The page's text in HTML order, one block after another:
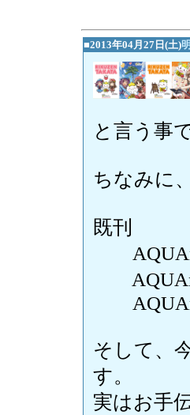
■2013年04月27日(土)
と言う事
ちなみに
既刊
そして、
す。
実はお手